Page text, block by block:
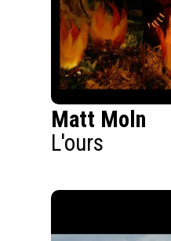
Matt Moln
L'ours